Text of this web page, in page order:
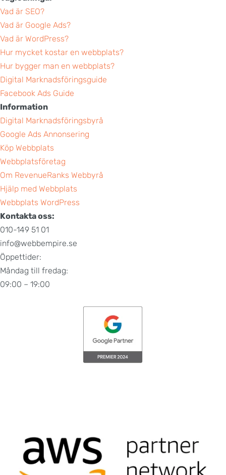
Vad är SEO?
Vad är Google Ads?
Vad är WordPress?
Hur mycket kostar en webbplats?
Hur bygger man en webbplats?
Digital Marknadsföringsguide
Facebook Ads Guide
Information
Digital Marknadsföringsbyrå
Google Ads Annonsering
Köp Webbplats
Webbplatsföretag
Om RevenueRanks Webbyrå
Hjälp med Webbplats
Webbplats WordPress
Kontakta oss:
010-149 51 01
info@webbempire.se
Öppettider:
Måndag till fredag:
09:00 – 19:00